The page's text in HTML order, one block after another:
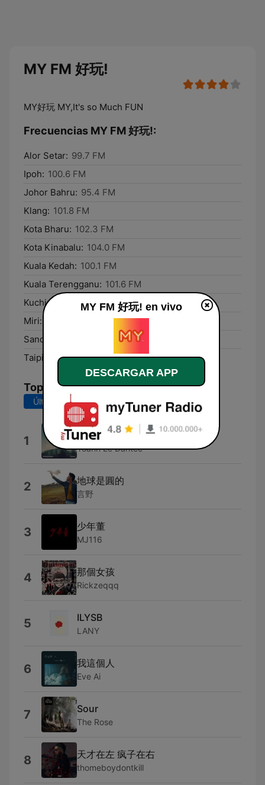
MY FM 好玩!
MY好玩 MY,It's so Much FUN
Frecuencias MY FM 好玩!:
Alor Setar: 99.7 FM
Ipoh: 100.6 FM
Johor Bahru: 95.4 FM
Klang: 101.8 FM
Kota Bharu: 102.3 FM
Kota Kinabalu: 104.0 FM
Kuala Kedah: 100.1 FM
Kuala Terengganu: 101.6 FM
Kuching:
96.9 FM
Miri:
Sandakan:
Taiping:
100.2 FM
Top Canciones
Últimos 7 días Últimos 30 días
1 Mystification
Yoann Le Dantec
2 地球是圓的
言野
3 少年董
MJ116
4 那個女孩
Rickzeqqq
5 ILYSB
LANY
6 我這個人
Eve Ai
7 Sour
The Rose
8 天才在左 疯子在右
thomeboydontkill
MY FM 好玩! en vivo
DESCARGAR APP